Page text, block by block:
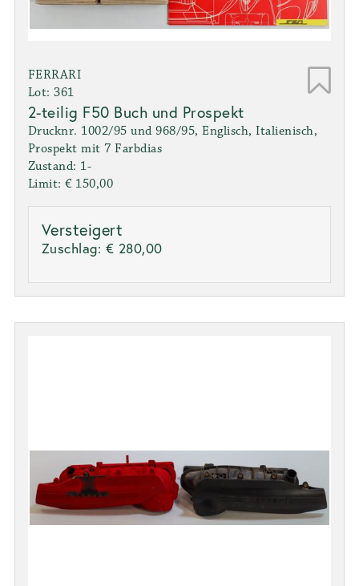
FERRARI
Lot: 361
2-teilig F50 Buch und Prospekt
Drucknr. 1002/95 und 968/95, Englisch, Italienisch,
Prospekt mit 7 Farbdias
Zustand: 1-
Limit: € 150,00
Versteigert
Zuschlag: € 280,00